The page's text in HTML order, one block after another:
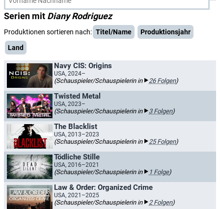
Serien mit Diany Rodriguez
Produktionen sortieren nach: Titel/Name
Produktionsjahr
Land
Navy CIS: Origins
USA, 2024–
(Schauspieler/Schauspielerin in 26 Folgen)
Twisted Metal
USA, 2023–
(Schauspieler/Schauspielerin in 3 Folgen)
The Blacklist
USA, 2013–2023
(Schauspieler/Schauspielerin in 25 Folgen)
Tödliche Stille
USA, 2016–2021
(Schauspieler/Schauspielerin in 1 Folge)
Law & Order: Organized Crime
USA, 2021–2025
(Schauspieler/Schauspielerin in 2 Folgen)